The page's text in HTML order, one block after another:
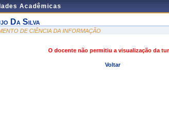
Acadêmicas
Da Silva
DE CIÊNCIA DA INFORMAÇÃO
O docente não permitiu a visualização da
Voltar